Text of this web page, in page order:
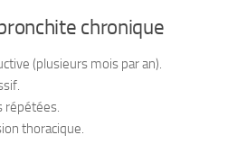
chronique
(plusieurs mois par an).
répétées.
thoracique.